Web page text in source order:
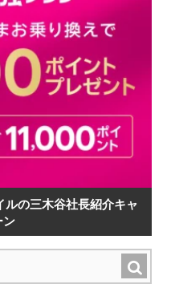
の三木谷社長紹介キャ
ン